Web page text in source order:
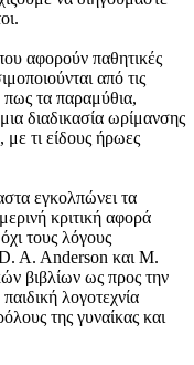
αφορούν παθητικές
από τις
τα παραμύθια,
διαδικασία ωρίμανσης
τι είδους ήρωες
εγκολπώνει τα
κριτική αφορά
τους λόγους
A. Anderson και M.
βιβλίων ως προς την
λογοτεχνία
της γυναίκας και